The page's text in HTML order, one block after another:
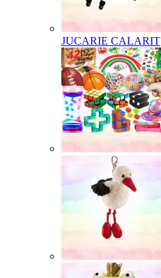
JUCARIE CALARIT